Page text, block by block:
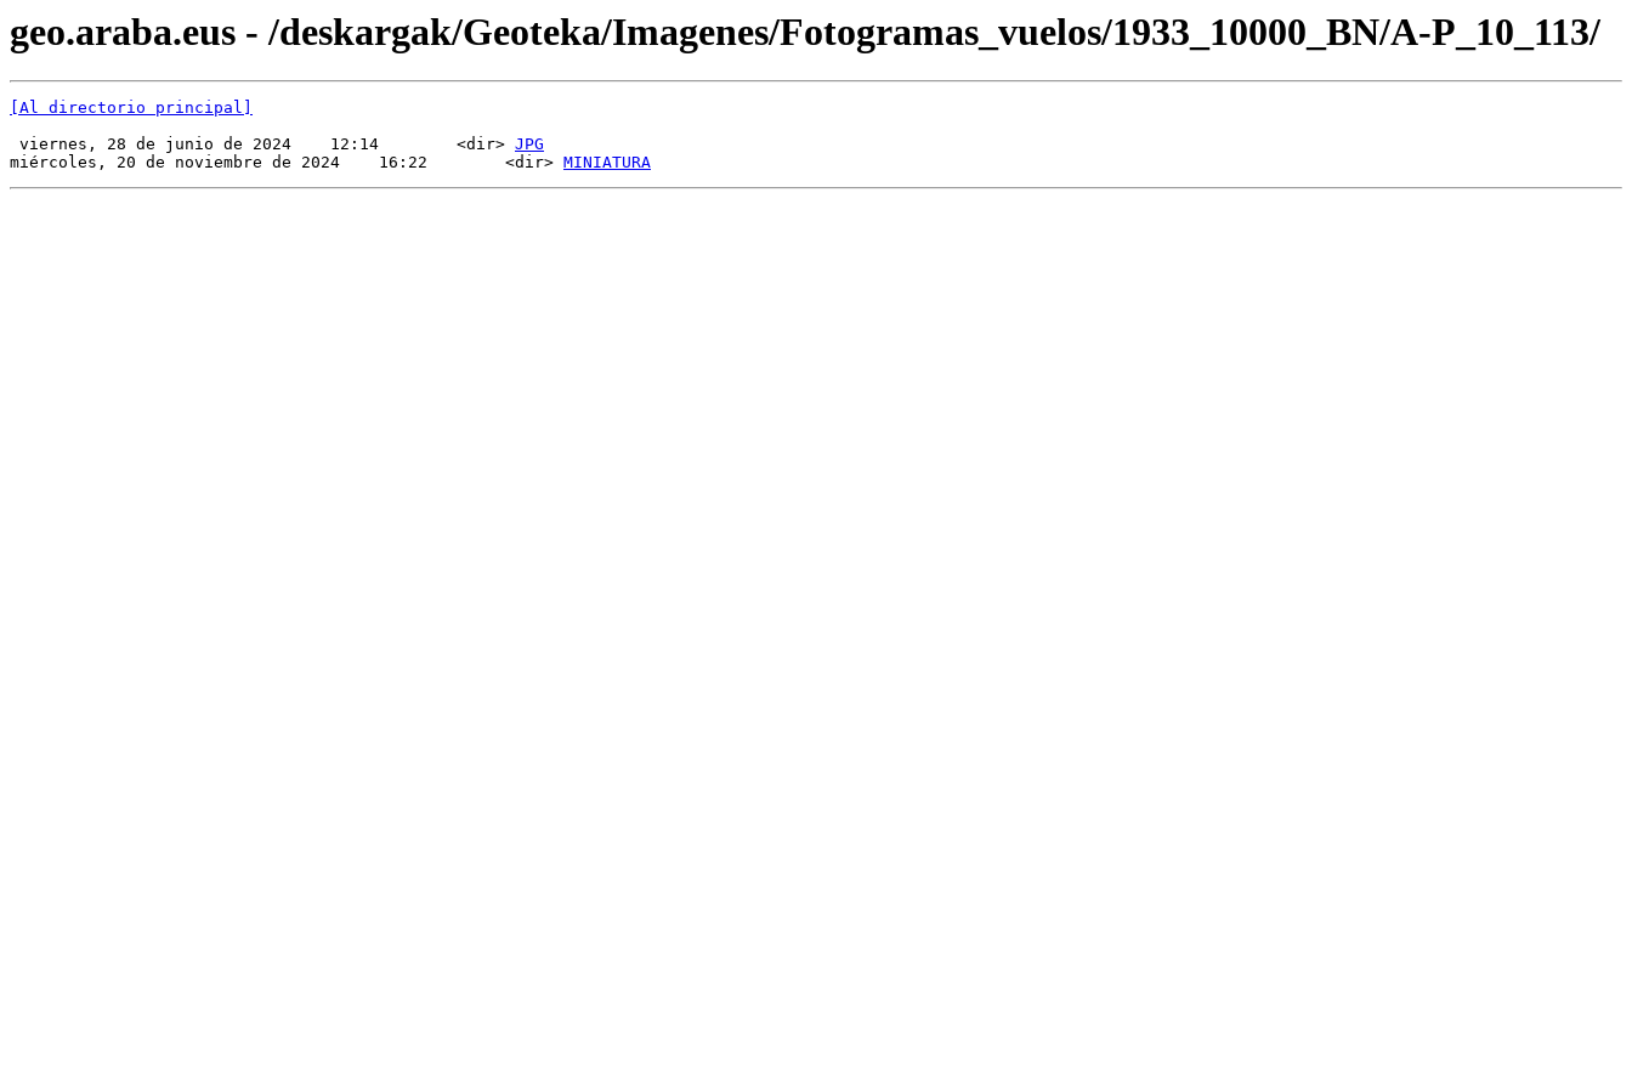
geo.araba.eus - /deskargak/Geoteka/Imagenes/Fotogramas_vuelos/1933_10000_BN/A-P_10_113/
[Al directorio principal]
viernes, 28 de junio de 2024    12:14        <dir> JPG
miércoles, 20 de noviembre de 2024    16:22        <dir> MINIATURA